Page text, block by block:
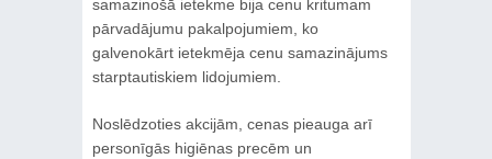
samazinošā ietekme bija cenu kritumam
pārvadājumu pakalpojumiem, ko
galvenokārt ietekmēja cenu samazinājums
starptautiskiem lidojumiem.
Noslēdzoties akcijām, cenas pieauga arī
personīgās higiēnas precēm un